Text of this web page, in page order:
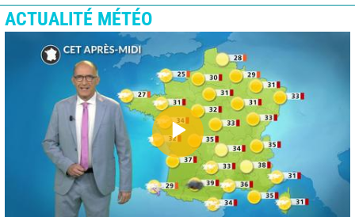
ACTUALITÉ MÉTÉO